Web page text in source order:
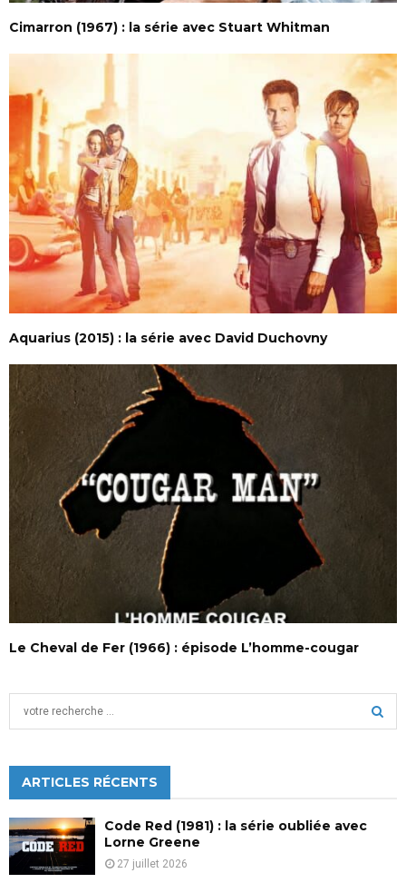
Cimarron (1967) : la série avec Stuart Whitman
Aquarius (2015) : la série avec David Duchovny
Le Cheval de Fer (1966) : épisode L’homme-cougar
h
f
o
r
:
ARTICLES RÉCENTS
Code Red (1981) : la série oubliée avec
Lorne Greene
27 juillet 2026